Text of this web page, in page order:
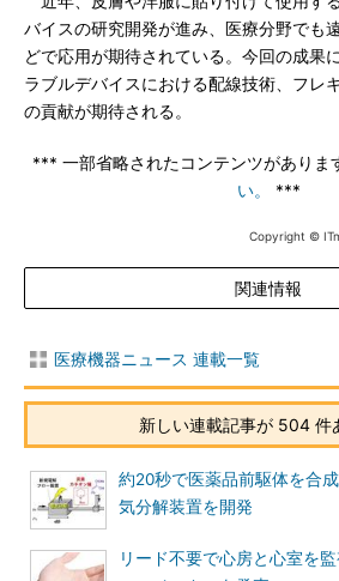
バイスの研究開発が進み、医療分野でも
どで応用が期待されている。今回の成果
ラブルデバイスにおける配線技術、フレ
の貢献が期待される。
*** 一部省略されたコンテンツがありま
い。
***
Copyright ©
関連情報
医療機器ニュース 連載一覧
新しい連載記事が 504 件
約20秒で医薬品前駆体を合
気分解装置を開発
リード不要で心房と心室を